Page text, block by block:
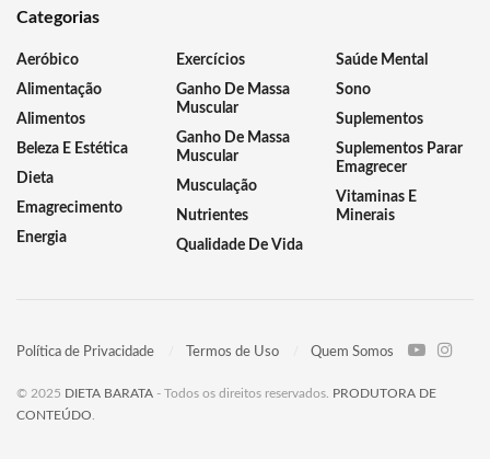
Categorias
Aeróbico
Alimentação
Alimentos
Beleza E Estética
Dieta
Emagrecimento
Energia
Exercícios
Ganho De Massa
Muscular
Ganho De Massa
Muscular
Musculação
Nutrientes
Qualidade De Vida
Saúde Mental
Sono
Suplementos
Suplementos Parar
Emagrecer
Vitaminas E
Minerais
Política de Privacidade Termos de Uso Quem Somos
© 2025 DIETA BARATA - Todos os direitos reservados.
PRODUTORA DE
CONTEÚDO